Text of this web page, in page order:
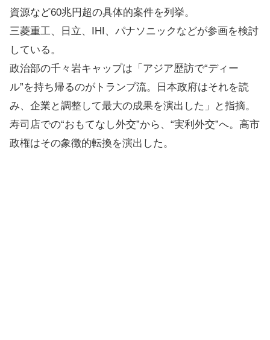
資源など60兆円超の具体的案件を列挙。
三菱重工、日立、IHI、パナソニックなどが参画を検討
している。
政治部の千々岩キャップは「アジア歴訪で“ディー
ル”を持ち帰るのがトランプ流。日本政府はそれを読
み、企業と調整して最大の成果を演出した」と指摘。
寿司店での“おもてなし外交”から、“実利外交”へ。高市
政権はその象徴的転換を演出した。